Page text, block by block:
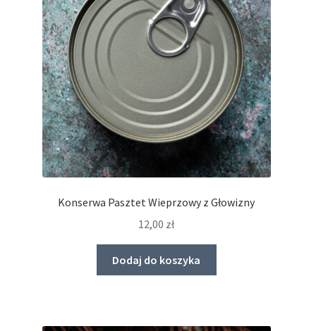
Konserwa Pasztet Wieprzowy z Głowizny
12,00 zł
Dodaj do koszyka